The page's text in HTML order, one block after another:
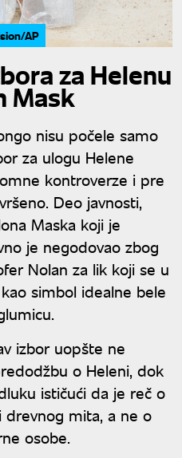
AP
za Helenu
Mask
nisu počele samo
za ulogu Helene
kontroverze i pre
Deo javnosti,
Maska koji je
je negodovao zbog
Nolan za lik koji se u
simbol idealne bele
izbor uopšte ne
o Heleni, dok
ističući da je reč o
mita, a ne o
osobe.